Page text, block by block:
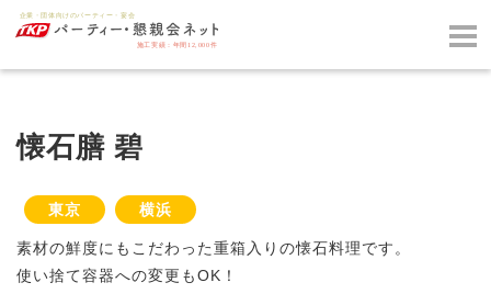
懐石膳 碧
東京 横浜
素材の鮮度にもこだわった重箱入りの懐石料理です。
使い捨て容器への変更もOK！